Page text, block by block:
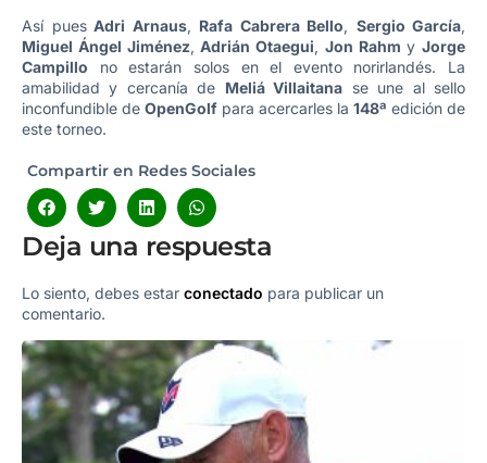
Así puesAdri Arnaus, Rafa Cabrera Bello, Sergio García,
Miguel Ángel Jiménez,Adrián Otaegui, Jon Rahm y Jorge
Campillo no estarán solos en el evento norirlandés. La
amabilidad y cercanía de Meliá Villaitana se une al sello
inconfundible de OpenGolf para acercarles la 148ª edición de
este torneo.
Compartir en Redes Sociales
Deja una respuesta
Lo siento, debes estar conectado para publicar un
comentario.